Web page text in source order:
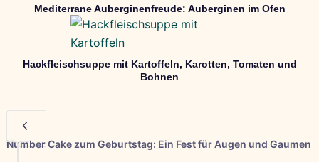
Mediterrane Auberginenfreude: Auberginen im Ofen
Hackfleischsuppe mit Kartoffeln, Karotten, Tomaten und
Bohnen
Number Cake zum Geburtstag: Ein Fest für Augen und Gaumen